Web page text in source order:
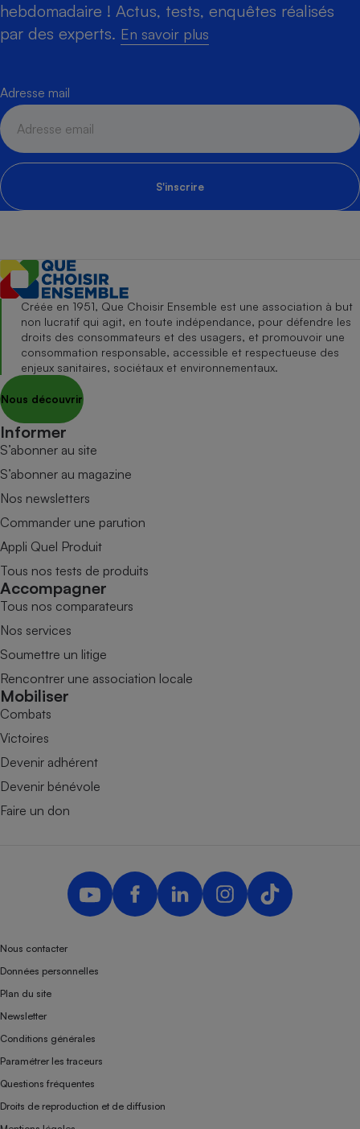
hebdomadaire ! Actus, tests, enquêtes réalisés
par des experts. En savoir plus
Adresse mail
S'inscrire
Créée en 1951, Que Choisir Ensemble est une association à but
non lucratif qui agit, en toute indépendance, pour défendre les
droits des consommateurs et des usagers, et promouvoir une
consommation responsable, accessible et respectueuse des
enjeux sanitaires, sociétaux et environnementaux.
Nous découvrir
Informer
S’abonner au site
S’abonner au magazine
Nos newsletters
Commander une parution
Appli Quel Produit
Tous nos tests de produits
Accompagner
Tous nos comparateurs
Nos services
Soumettre un litige
Rencontrer une association locale
Mobiliser
Combats
Victoires
Devenir adhérent
Devenir bénévole
Faire un don
Nous contacter
Données personnelles
Plan du site
Newsletter
Conditions générales
Paramétrer les traceurs
Questions fréquentes
Droits de reproduction et de diffusion